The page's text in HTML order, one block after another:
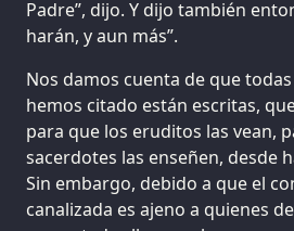
Padre”, dijo. Y dijo también
harán, y aun más”.
Nos damos cuenta de que
hemos citado están escritas,
para que los eruditos las vean,
sacerdotes las enseñen, desde
Sin embargo, debido a que el
canalizada es ajeno a quienes